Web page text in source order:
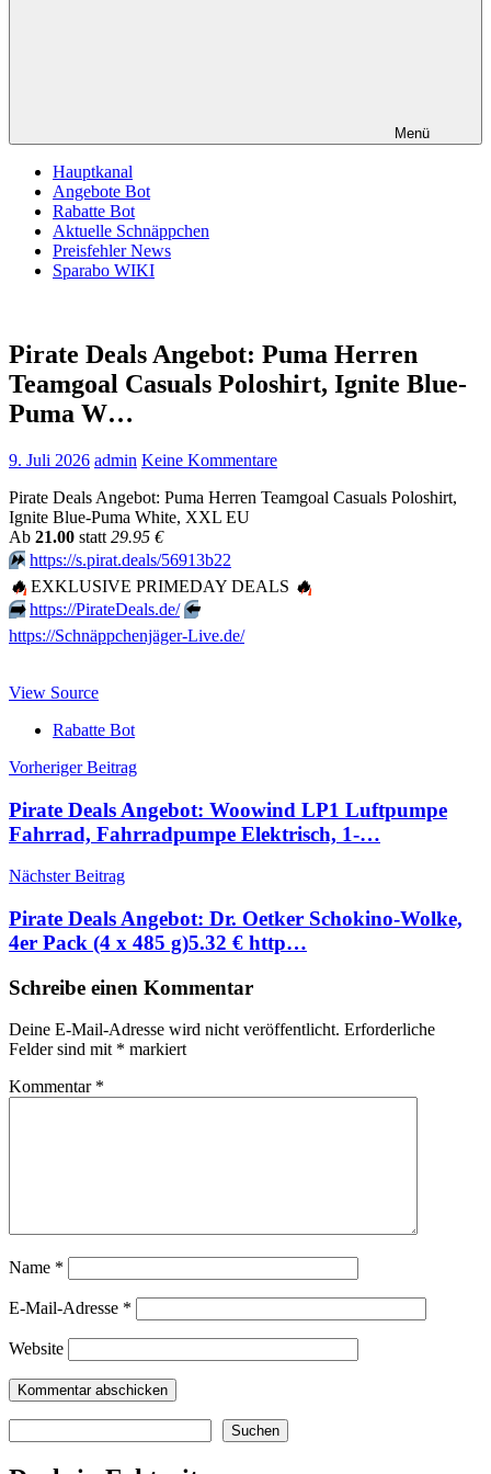
Menü
Hauptkanal
Angebote Bot
Rabatte Bot
Aktuelle Schnäppchen
Preisfehler News
Sparabo WIKI
Pirate Deals Angebot: Puma Herren
Teamgoal Casuals Poloshirt, Ignite Blue-
Puma W…
9. Juli 2026 admin Keine Kommentare
Pirate Deals Angebot: Puma Herren Teamgoal Casuals Poloshirt,
Ignite Blue-Puma White, XXL EU
Аb 21.00 statt 29.95 €
⏩️ https://s.pirat.deals/56913b22
🔥 EXKLUSIVE PRIMEDAY DEALS 🔥
➡️ https://PirateDeals.de/ ⬅️
https://Schnäppchenjäger-Live.de/
View Source
Rabatte Bot
Beitragsnavigation
Vorheriger Beitrag
Pirate Deals Angebot: Woowind LP1 Luftpumpe
Fahrrad, Fahrradpumpe Elektrisch, 1-…
Nächster Beitrag
Pirate Deals Angebot: Dr. Oetker Schokino-Wolke,
4er Pack (4 x 485 g)5.32 € http…
Schreibe einen Kommentar
Deine E-Mail-Adresse wird nicht veröffentlicht. Erforderliche
Felder sind mit * markiert
Kommentar *
Name *
E-Mail-Adresse *
Website
Suchen